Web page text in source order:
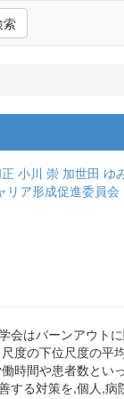
索
小川 崇 加世田 ゆ
リア形成促進委員会
会はバーンアウト
度の下位尺度の平
時間や患者数とい
する対策を,個人,